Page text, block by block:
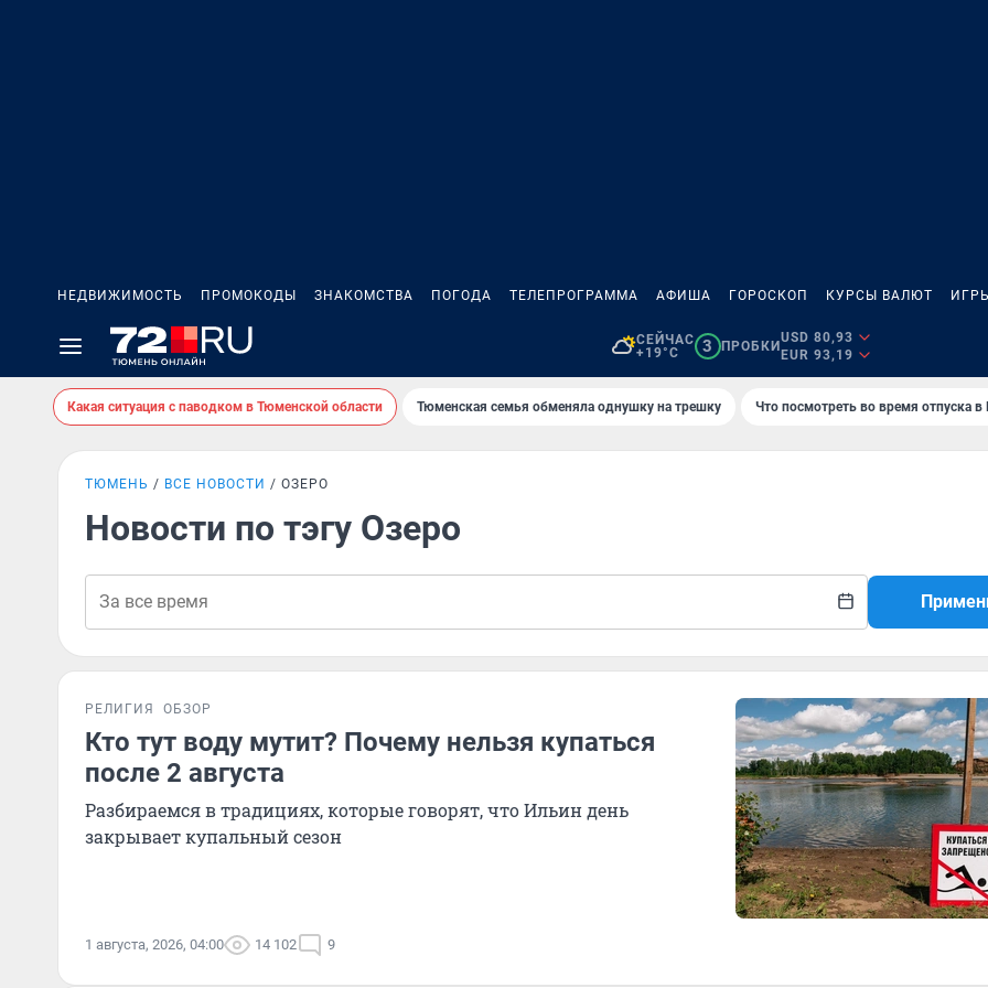
НЕДВИЖИМОСТЬ ПРОМОКОДЫ ЗНАКОМСТВА ПОГОДА ТЕЛЕПРОГРАММА АФИША ГОРОСКОП КУРСЫ ВАЛЮТ
СЕЙЧАС
+19°C
3 ПРОБКИ
USD 80,93
EUR 93,19
Какая ситуация с паводком в Тюменской области Тюменская семья обменяла однушку на трешку Что посмотреть во время отпуска в
ТЮМЕНЬ ВСЕ НОВОСТИ ОЗЕРО
Новости по тэгу Озеро
РЕЛИГИЯ ОБЗОР
Кто тут воду мутит? Почему нельзя купаться
после 2 августа
Разбираемся в традициях, которые говорят, что Ильин день
закрывает купальный сезон
1 августа, 2026, 04:00 14 102 9